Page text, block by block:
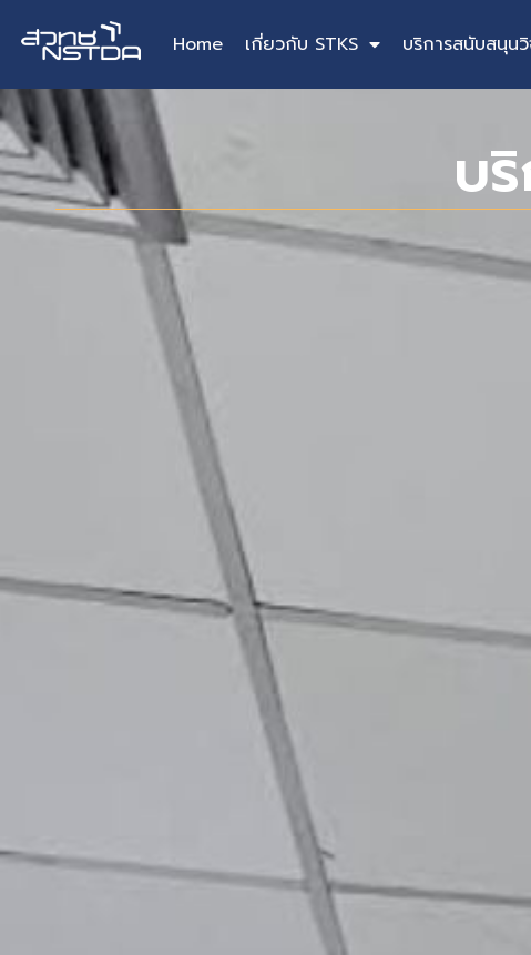
Home เกี่ยวกับ STKS บริการสนับสนุน
บ